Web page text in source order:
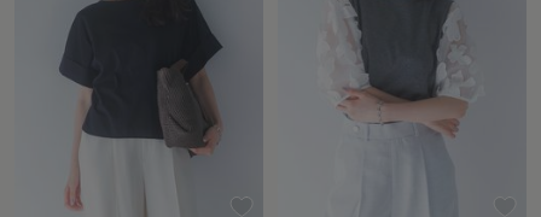
HUNTER
ハンター
HOKA ONEONE
ホカ オネオネ